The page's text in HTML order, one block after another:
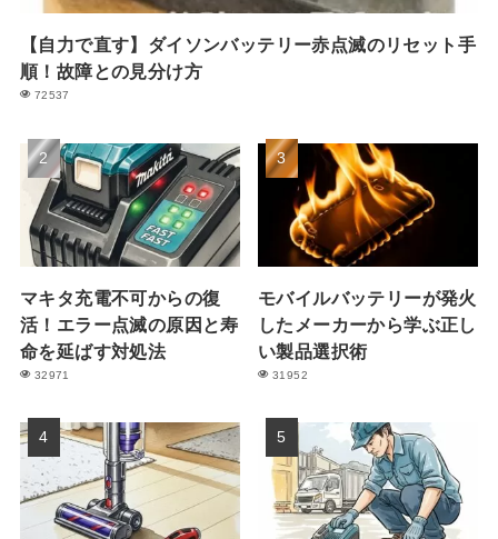
【自力で直す】ダイソンバッテリー赤点滅のリセット手
順！故障との見分け方
72537
マキタ充電不可からの復
活！エラー点滅の原因と寿
命を延ばす対処法
32971
モバイルバッテリーが発火
したメーカーから学ぶ正し
い製品選択術
31952